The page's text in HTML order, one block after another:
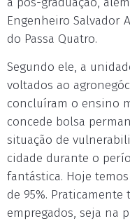
Engenheiro Salvador
do Passa Quatro.
Segundo ele, a
voltados ao
concluíram o ensino
concede bolsa
situação de
cidade durante o
fantástica. Hoje
de 95%.
empregados, seja na